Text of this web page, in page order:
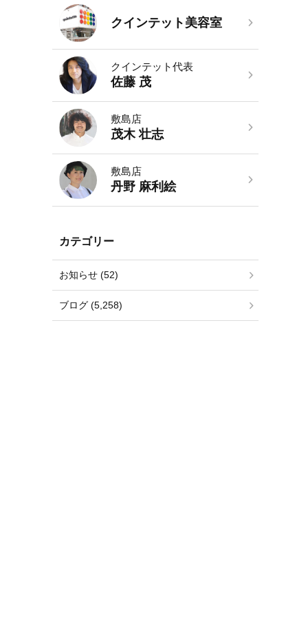
クインテット美容室
クインテット代表
佐藤 茂
敷島店
茂木 壮志
敷島店
丹野 麻利絵
カテゴリー
お知らせ (52)
ブログ (5,258)